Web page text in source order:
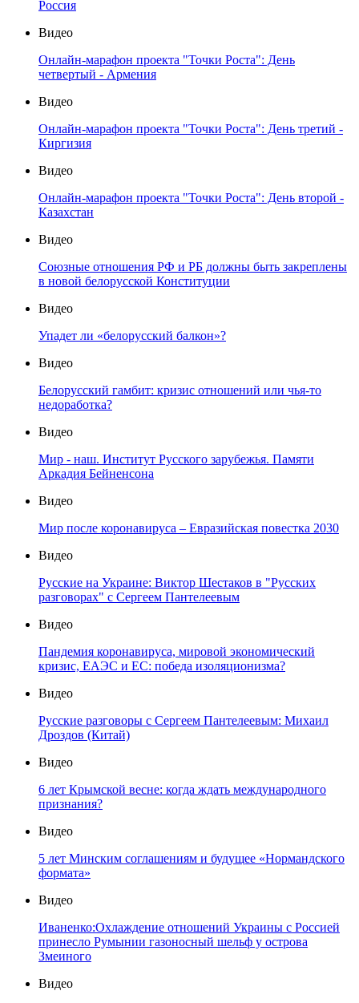
Россия
Видео
Онлайн-марафон проекта "Точки Роста": День
четвертый - Армения
Видео
Онлайн-марафон проекта "Точки Роста": День третий -
Киргизия
Видео
Онлайн-марафон проекта "Точки Роста": День второй -
Казахстан
Видео
Союзные отношения РФ и РБ должны быть закреплены
в новой белорусской Конституции
Видео
Упадет ли «белорусский балкон»?
Видео
Белорусский гамбит: кризис отношений или чья-то
недоработка?
Видео
Мир - наш. Институт Русского зарубежья. Памяти
Аркадия Бейненсона
Видео
Мир после коронавируса – Евразийская повестка 2030
Видео
Русские на Украине: Виктор Шестаков в "Русских
разговорах" с Сергеем Пантелеевым
Видео
Пандемия коронавируса, мировой экономический
кризис, ЕАЭС и ЕС: победа изоляционизма?
Видео
Русские разговоры с Сергеем Пантелеевым: Михаил
Дроздов (Китай)
Видео
6 лет Крымской весне: когда ждать международного
признания?
Видео
5 лет Минским соглашениям и будущее «Нормандского
формата»
Видео
Иваненко:Охлаждение отношений Украины с Россией
принесло Румынии газоносный шельф у острова
Змеиного
Видео